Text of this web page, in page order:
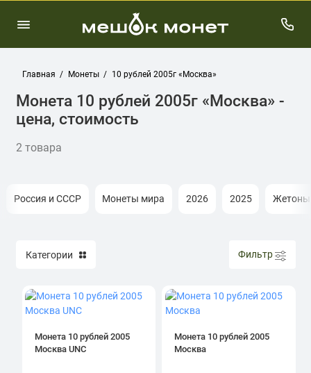
Главная Монеты 10 рублей 2005г «Москва»
Монета 10 рублей 2005г «Москва» -
цена, стоимость
2 товара
Россия и СССР Монеты мира 2026 2025 Жетоны
Категории Фильтр
Монета 10 рублей 2005
Москва UNC
Монета 10 рублей 2005
Москва